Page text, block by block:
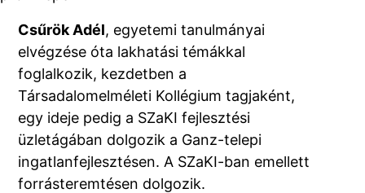
Csűrök Adél, egyetemi tanulmányai
elvégzése óta lakhatási témákkal
foglalkozik, kezdetben a
Társadalomelméleti Kollégium tagjaként,
egy ideje pedig a SZaKI fejlesztési
üzletágában dolgozik a Ganz-telepi
ingatlanfejlesztésen. A SZaKI-ban emellett
forrásteremtésen dolgozik.